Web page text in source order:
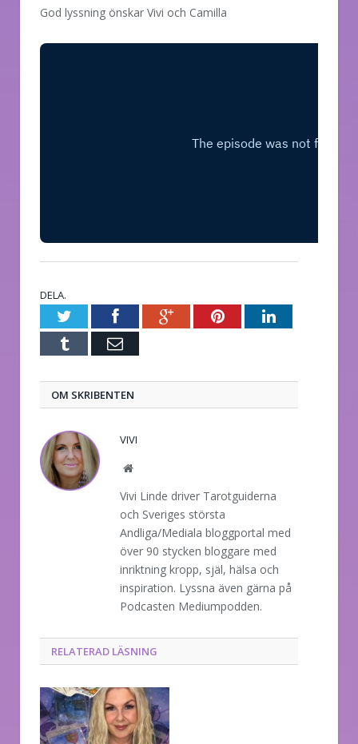
God lyssning önskar Vivi och Camilla
DELA.
TwitterFacebookGoogle+PinterestLinkedIn
Tumblr E-
OM SKRIBENTEN
VIVI
Website
Vivi Linde driver Tarotguiderna
och Sveriges största
Andliga/Mediala bloggportal med
över 90 stycken bloggare med
inriktning kropp, själ, hälsa och
inspiration. Lyssna även gärna på
Podcasten Mediumpodden.
RELATERAD LÄSNING